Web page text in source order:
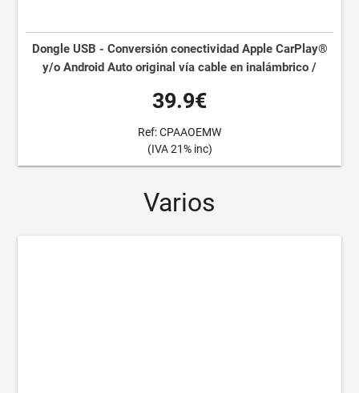
Dongle USB - Conversión conectividad Apple CarPlay®
y/o Android Auto original vía cable en inalámbrico /
39.9€
Ref: CPAAOEMW
(IVA 21% inc)
Varios